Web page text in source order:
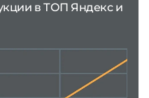
в ТОП Яндекс и